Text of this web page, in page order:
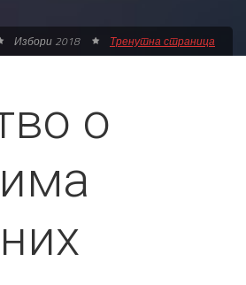
Избори 2018 Тренутна страница
о